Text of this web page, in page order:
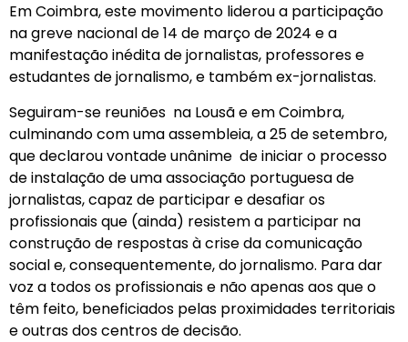
Em Coimbra, este movimento liderou a participação
na greve nacional de 14 de março de 2024 e a
manifestação inédita de jornalistas, professores e
estudantes de jornalismo, e também ex-jornalistas.
Seguiram-se reuniões na Lousã e em Coimbra,
culminando com uma assembleia, a 25 de setembro,
que declarou vontade unânime de iniciar o processo
de instalação de uma associação portuguesa de
jornalistas, capaz de participar e desafiar os
profissionais que (ainda) resistem a participar na
construção de respostas à crise da comunicação
social e, consequentemente, do jornalismo. Para dar
voz a todos os profissionais e não apenas aos que o
têm feito, beneficiados pelas proximidades territoriais
e outras dos centros de decisão.